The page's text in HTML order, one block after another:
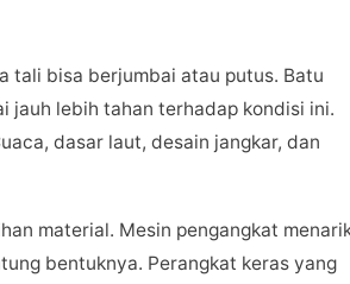
tali bisa berjumbai atau putus. Batu
jauh lebih tahan terhadap kondisi ini.
dasar laut, desain jangkar, dan
material. Mesin pengangkat
bentuknya. Perangkat keras yang